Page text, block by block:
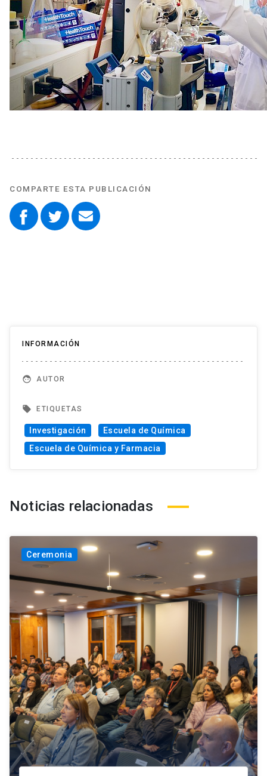
COMPARTE ESTA PUBLICACIÓN
INFORMACIÓN
face AUTOR
local_offer ETIQUETAS
Investigación
Escuela de Química
Escuela de Química y Farmacia
Noticias relacionadas
Ceremonia